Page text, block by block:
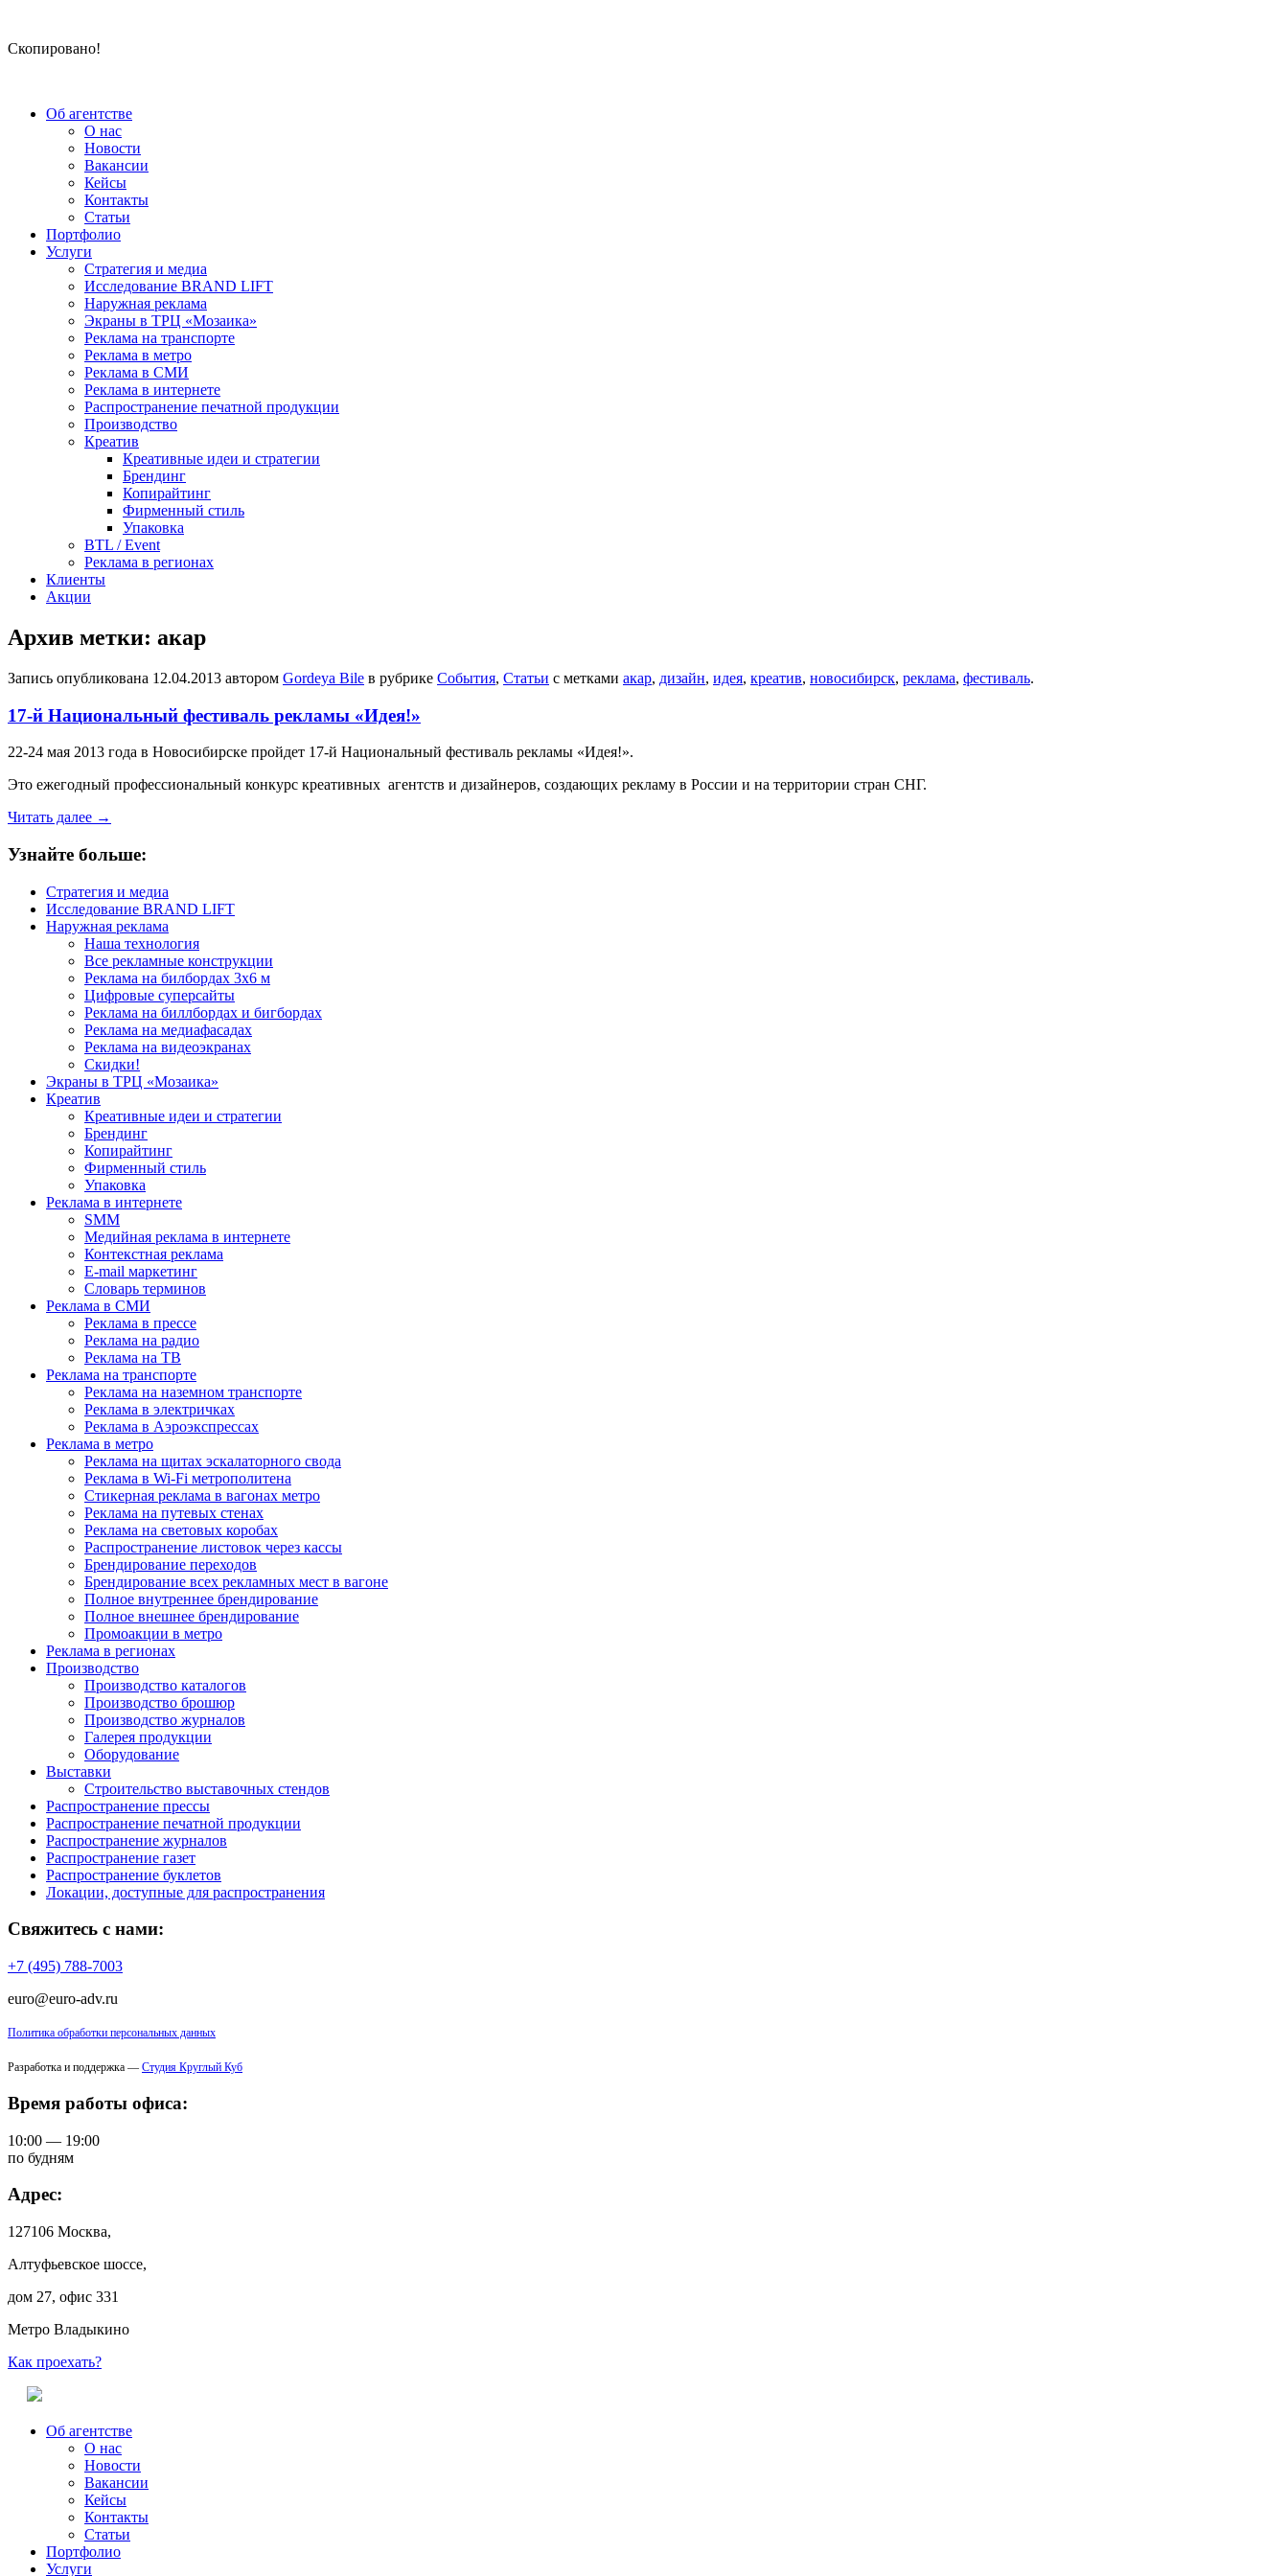
Скопировано!
Об агентстве
О нас
Новости
Вакансии
Кейсы
Контакты
Статьи
Портфолио
Услуги
Стратегия и медиа
Исследование BRAND LIFT
Наружная реклама
Экраны в ТРЦ «Мозаика»
Реклама на транспорте
Реклама в метро
Реклама в СМИ
Реклама в интернете
Распространение печатной продукции
Производство
Креатив
Креативные идеи и стратегии
Брендинг
Копирайтинг
Фирменный стиль
Упаковка
BTL / Event
Реклама в регионах
Клиенты
Акции
Архив метки: акар
Запись опубликована 12.04.2013 автором Gordeya Bile в рубрике События, Статьи с метками акар, дизайн, идея, креатив, новосибирск, реклама, фестиваль.
17-й Национальный фестиваль рекламы «Идея!»
22-24 мая 2013 года в Новосибирске пройдет 17-й Национальный фестиваль рекламы «Идея!».
Это ежегодный профессиональный конкурс креативных агентств и дизайнеров, создающих рекламу в России и на территории стран СНГ.
Читать далее →
Узнайте больше:
Стратегия и медиа
Исследование BRAND LIFT
Наружная реклама
Наша технология
Все рекламные конструкции
Реклама на билбордах 3х6 м
Цифровые суперсайты
Реклама на биллбордах и бигбордах
Реклама на медиафасадах
Реклама на видеоэкранах
Скидки!
Экраны в ТРЦ «Мозаика»
Креатив
Креативные идеи и стратегии
Брендинг
Копирайтинг
Фирменный стиль
Упаковка
Реклама в интернете
SMM
Медийная реклама в интернете
Контекстная реклама
E-mail маркетинг
Словарь терминов
Реклама в СМИ
Реклама в прессе
Реклама на радио
Реклама на ТВ
Реклама на транспорте
Реклама на наземном транспорте
Реклама в электричках
Реклама в Аэроэкспрессах
Реклама в метро
Реклама на щитах эскалаторного свода
Реклама в Wi-Fi метрополитена
Стикерная реклама в вагонах метро
Реклама на путевых стенах
Реклама на световых коробах
Распространение листовок через кассы
Брендирование переходов
Брендирование всех рекламных мест в вагоне
Полное внутреннее брендирование
Полное внешнее брендирование
Промоакции в метро
Реклама в регионах
Производство
Производство каталогов
Производство брошюр
Производство журналов
Галерея продукции
Оборудование
Выставки
Строительство выставочных стендов
Распространение прессы
Распространение печатной продукции
Распространение журналов
Распространение газет
Распространение буклетов
Локации, доступные для распространения
Свяжитесь с нами:
+7 (495) 788-7003
euro@euro-adv.ru
Политика обработки персональных данных
Разработка и поддержка — Студия Круглый Куб
Время работы офиса:
10:00 — 19:00
по будням
Адрес:
127106 Москва,
Алтуфьевское шоссе,
дом 27, офис 331
Метро Владыкино
Как проехать?
Об агентстве
О нас
Новости
Вакансии
Кейсы
Контакты
Статьи
Портфолио
Услуги